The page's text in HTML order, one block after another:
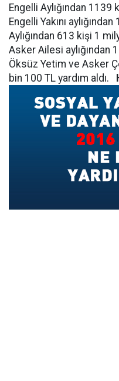
Engelli Aylığından
Engelli Yakını
Aylığından 613 kişi 1
Asker Ailesi aylığından
Öksüz Yetim ve Asker
bin 100 TL yardım aldı.